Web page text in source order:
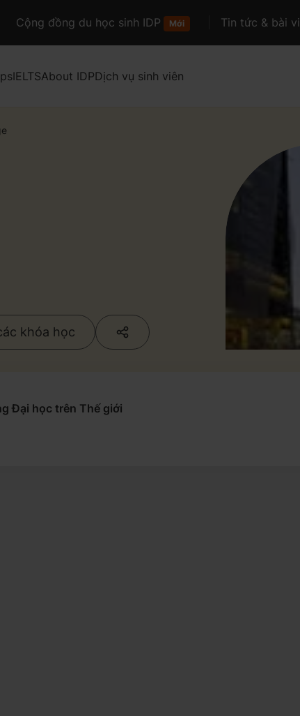
Cộng đồng du học sinh IDP Mới Tin tức & bài
IELTSAbout IDPDịch vụ sinh viên
khóa học
Đại học trên Thế giới